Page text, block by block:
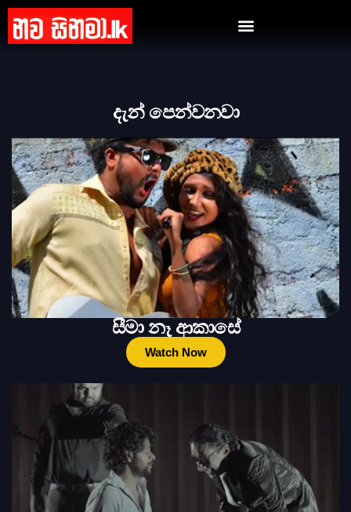
දැන් පෙන්වනවා
සීමා නෑ ආකාසේ
Watch Now